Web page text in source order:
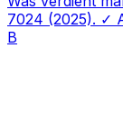
7024 (2025). ✓
B